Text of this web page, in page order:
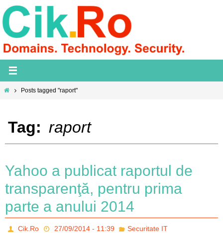
Skip
to
content
HomePosts tagged "raport"
Tag: raport
Yahoo a publicat raportul de
transparenţă, pentru prima
parte a anului 2014
Cik.Ro 27/09/2014 - 11:39 Securitate IT